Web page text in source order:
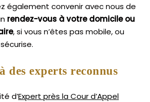
également convenir avec nous de
rendez-vous à votre domicile ou
, si vous n’êtes pas mobile, ou
des experts reconnus
d’Expert près la Cour d’Appel